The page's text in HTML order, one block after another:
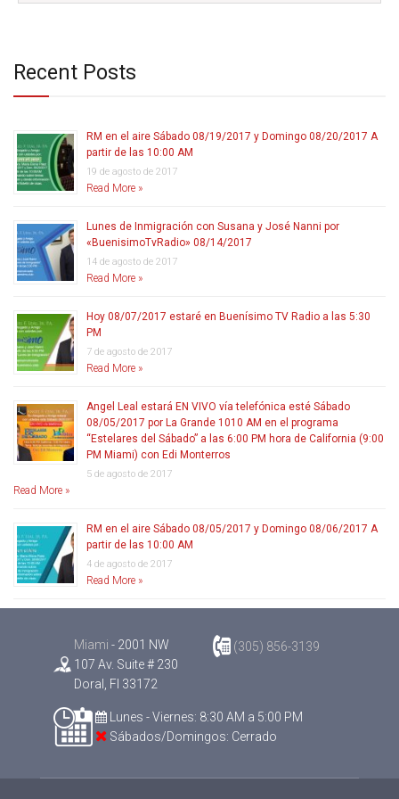
Recent Posts
RM en el aire Sábado 08/19/2017 y Domingo 08/20/2017 A
partir de las 10:00 AM
19 de agosto de 2017
Read More »
Lunes de Inmigración con Susana y José Nanni por
«BuenisimoTvRadio» 08/14/2017
14 de agosto de 2017
Read More »
Hoy 08/07/2017 estaré en Buenísimo TV Radio a las 5:30
PM
7 de agosto de 2017
Read More »
Angel Leal estará EN VIVO vía telefónica esté Sábado
08/05/2017 por La Grande 1010 AM en el programa
“Estelares del Sábado” a las 6:00 PM hora de California (9:00
PM Miami) con Edi Monterros
5 de agosto de 2017
Read More »
RM en el aire Sábado 08/05/2017 y Domingo 08/06/2017 A
partir de las 10:00 AM
4 de agosto de 2017
Read More »
Miami - 2001 NW
107 Av. Suite # 230
Doral, Fl 33172
(305) 856-3139
Lunes - Viernes: 8:30 AM a 5:00 PM
Sábados/Domingos: Cerrado